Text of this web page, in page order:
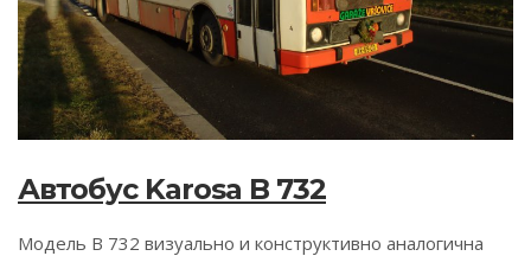
Автобус Karosa B 732
Модель B 732 визуально и конструктивно аналогична